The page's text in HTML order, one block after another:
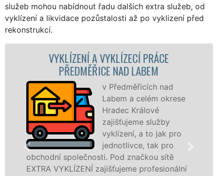
služeb mohou nabídnout řadu dalších extra služeb, od
vyklízení a likvidace pozůstalosti až po vyklizení před
rekonstrukcí.
VYKLÍZENÍ A VYKLÍZECÍ PRÁCE
PŘEDMĚŘICE NAD LABEM
v Předměřicích nad
Labem a celém okrese
Hradec Králové
zajišťujeme služby
vyklízení, a to jak pro
jednotlivce, tak pro
společnosti. Pod značkou sítě
VYKLÍZENÍ zajišťujeme profesionální